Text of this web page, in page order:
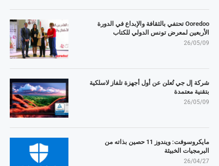
Ooredoo تحتفي بالثقافة والإبداع في الدورة
الأربعين لمعرض تونس الدولي للكتاب
26/05/09
شركة إل جي تُعلن عن أول أجهزة تلفاز لاسلكية
بتقنية معتمدة
26/05/09
مايكروسوفت: ويندوز 11 حصين بذاته من
البرمجيات الخبيثة
26/04/27